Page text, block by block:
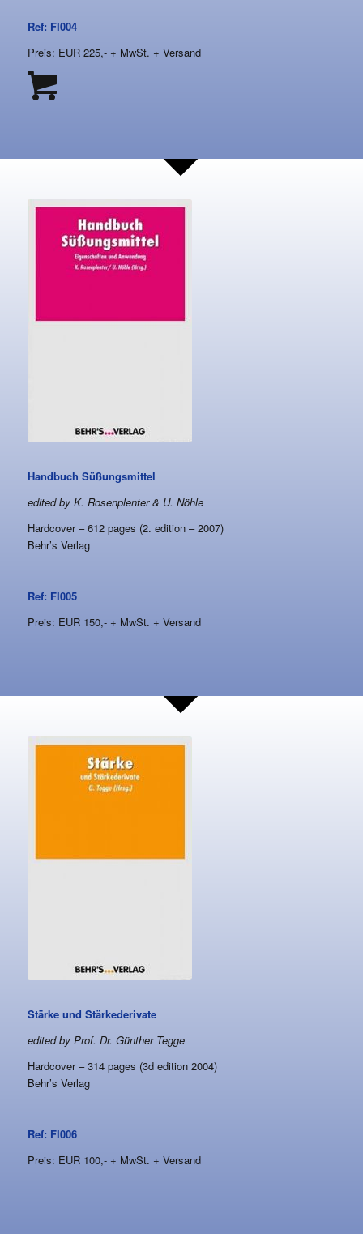
Ref: FI004
Preis: EUR 225,- + MwSt. + Versand
Handbuch Süßungsmittel
edited by K. Rosenplenter & U. Nöhle
Hardcover – 612 pages (2. edition – 2007)
Behr’s Verlag
Ref: FI005
Preis: EUR 150,- + MwSt. + Versand
Stärke und Stärkederivate
edited by Prof. Dr. Günther Tegge
Hardcover – 314 pages (3d edition 2004)
Behr’s Verlag
Ref: FI006
Preis: EUR 100,- + MwSt. + Versand